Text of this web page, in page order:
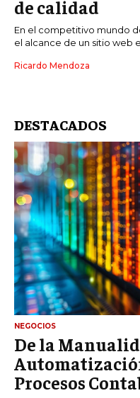
de calidad
En el competitivo mundo
el alcance de un sitio web
Ricardo Mendoza
DESTACADOS
NEGOCIOS
De la
Procesos